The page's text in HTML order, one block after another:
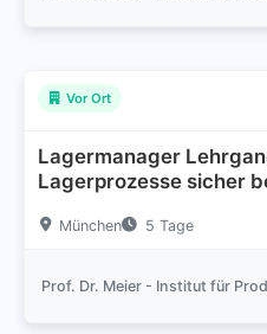
Vor Ort
Lagermanager
Lagerprozesse sicher
München 5 Tage